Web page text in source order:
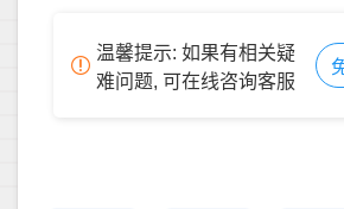
温馨提示: 如果有相关疑
难问题, 可在线咨询客服